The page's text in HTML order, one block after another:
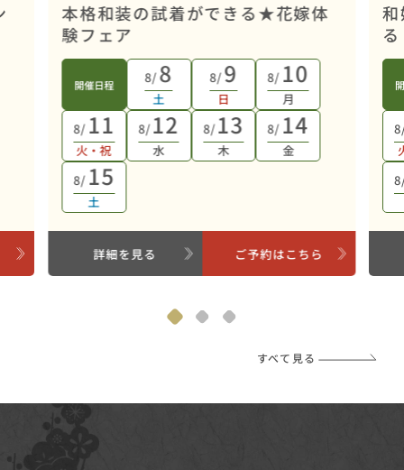
本格和装の試着ができる★花嫁体
験フェア
開催日程 8/8
土
8/9
日
8/ 10
月
8/ 11
火・祝
8/12
水
8/13
木
8/ 14
金
8/ 15
土
詳細を見る ご予約はこちら
すべて見る